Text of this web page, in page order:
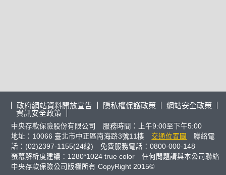
政府網站資料開放宣告 隱私權保護政策
網站安全政策
資訊安全政策
中央存款保險股份有限公司 服務時間：上午9:00至下午5:00
地址：10066 臺北市中正區南海路3號11樓
交通位置圖
聯絡電
話：(02)2397-1155(24線) 免費服務電話：0800-000-148
螢幕解析度建議：1280*1024 true color 任何問題請與本公司聯絡
中央存款保險公司版權所有 CopyRight 2015©